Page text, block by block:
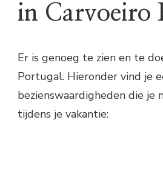
in Carvoeiro
Er is genoeg te zien en te
Portugal. Hieronder vind je
bezienswaardigheden die je
tijdens je vakantie: